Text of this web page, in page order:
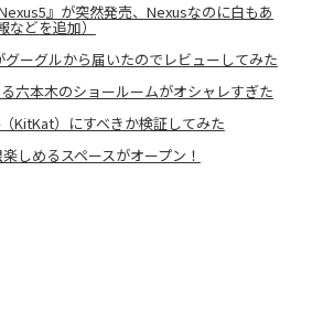
』が突然発売、Nexusなのに白もあ
などを追加）
ーグルから届いたのでレビューしてみた
六本木のショールームがオシャレすぎた
KitKat）にすべきか検証してみた
しめるスペースがオープン！